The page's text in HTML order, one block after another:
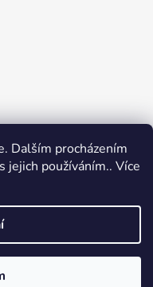
Dalším procházením
používáním.. Více